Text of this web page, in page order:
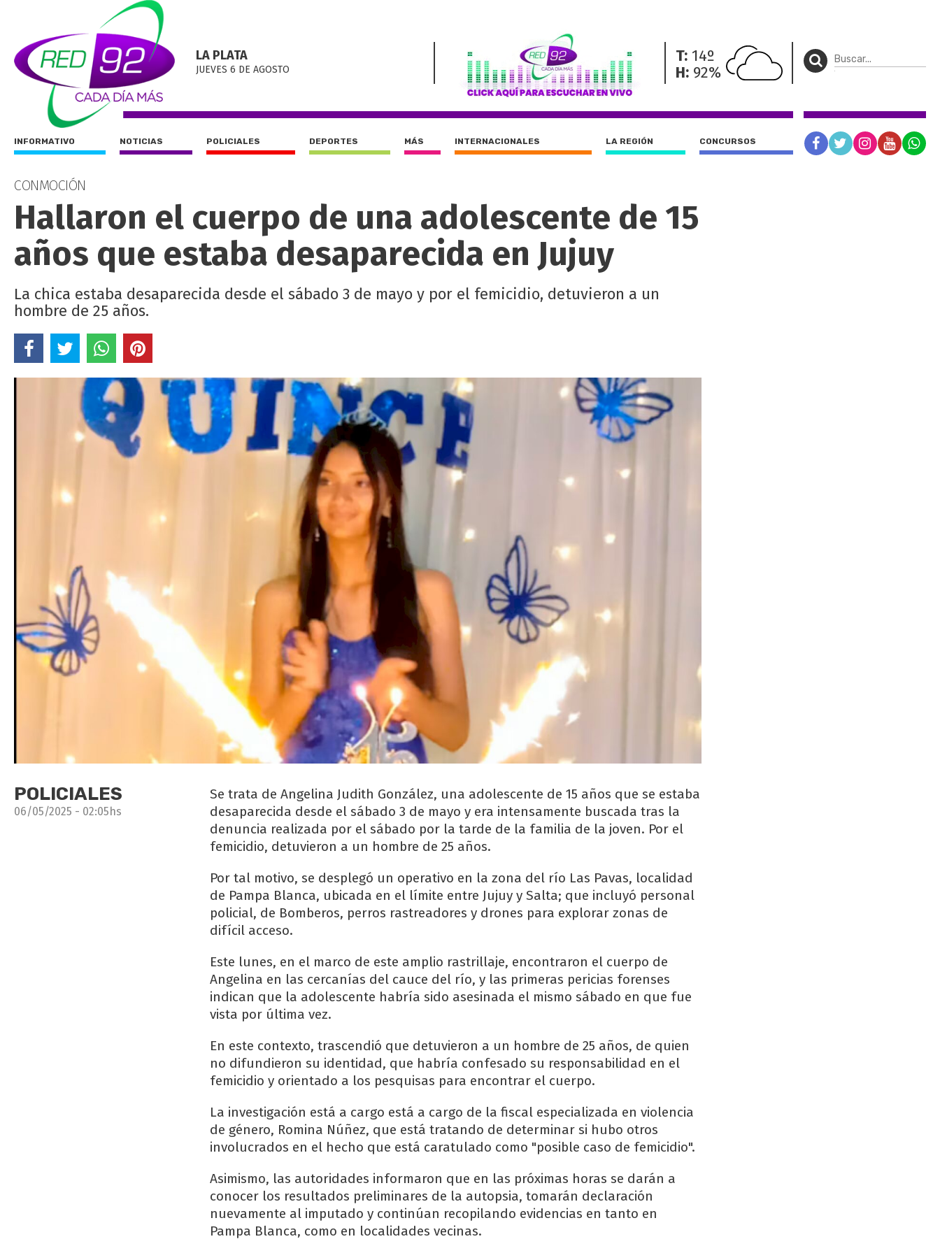
LA PLATA
JUEVES 6 DE AGOSTO
T: 14º
H: 92%
INFORMATIVO NOTICIAS POLICIALES DEPORTES MÁS INTERNACIONALES LA REGIÓN CONCURSOS
CONMOCIÓN
Hallaron el cuerpo de una adolescente de 15
años que estaba desaparecida en Jujuy
La chica estaba desaparecida desde el sábado 3 de mayo y por el femicidio, detuvieron a un
hombre de 25 años.
POLICIALES
06/05/2025 - 02:05hs
Se trata de Angelina Judith González, una adolescente de 15 años que se estaba
desaparecida desde el sábado 3 de mayo y era intensamente buscada tras la
denuncia realizada por el sábado por la tarde de la familia de la joven. Por el
femicidio, detuvieron a un hombre de 25 años.
Por tal motivo, se desplegó un operativo en la zona del río Las Pavas, localidad
de Pampa Blanca, ubicada en el límite entre Jujuy y Salta; que incluyó personal
policial, de Bomberos, perros rastreadores y drones para explorar zonas de
difícil acceso.
Este lunes, en el marco de este amplio rastrillaje, encontraron el cuerpo de
Angelina en las cercanías del cauce del río, y las primeras pericias forenses
indican que la adolescente habría sido asesinada el mismo sábado en que fue
vista por última vez.
En este contexto, trascendió que detuvieron a un hombre de 25 años, de quien
no difundieron su identidad, que habría confesado su responsabilidad en el
femicidio y orientado a los pesquisas para encontrar el cuerpo.
La investigación está a cargo está a cargo de la fiscal especializada en violencia
de género, Romina Núñez, que está tratando de determinar si hubo otros
involucrados en el hecho que está caratulado como "posible caso de femicidio".
Asimismo, las autoridades informaron que en las próximas horas se darán a
conocer los resultados preliminares de la autopsia, tomarán declaración
nuevamente al imputado y continúan recopilando evidencias en tanto en
Pampa Blanca, como en localidades vecinas.